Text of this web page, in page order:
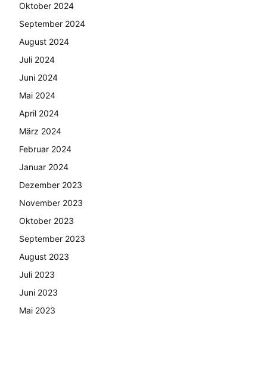
Oktober 2024
September 2024
August 2024
Juli 2024
Juni 2024
Mai 2024
April 2024
März 2024
Februar 2024
Januar 2024
Dezember 2023
November 2023
Oktober 2023
September 2023
August 2023
Juli 2023
Juni 2023
Mai 2023